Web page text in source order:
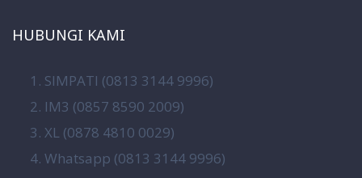
HUBUNGI KAMI
SIMPATI (0813 3144 9996)
IM3 (0857 8590 2009)
XL (0878 4810 0029)
Whatsapp (0813 3144 9996)